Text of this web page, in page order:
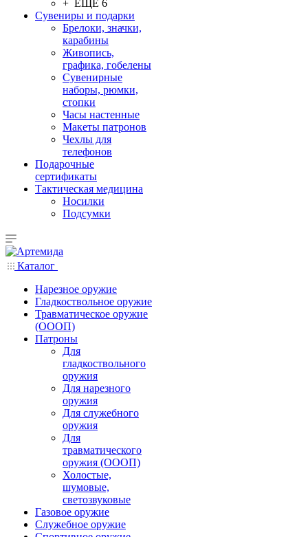
+ ЕЩЕ 6
Сувениры и подарки
Брелоки, значки,
карабины
Живопись,
графика, гобелены
Сувенирные
наборы, рюмки,
стопки
Часы настенные
Макеты патронов
Чехлы для
телефонов
Подарочные
сертификаты
Тактическая медицина
Носилки
Подсумки
Каталог
Нарезное оружие
Гладкоствольное оружие
Травматическое оружие
(ОООП)
Патроны
Для
гладкоствольного
оружия
Для нарезного
оружия
Для служебного
оружия
Для
травматического
оружия (ОООП)
Холостые,
шумовые,
светозвуковые
Газовое оружие
Служебное оружие